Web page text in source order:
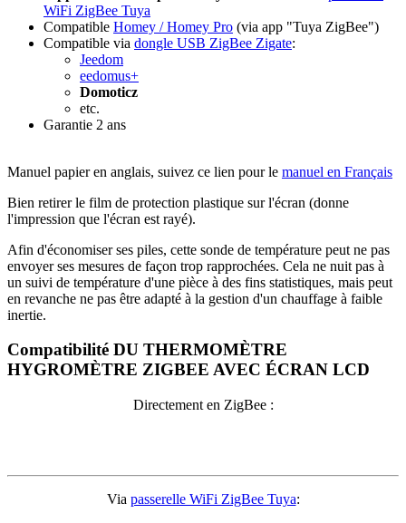
WiFi ZigBee Tuya
Compatible Homey / Homey Pro (via app "Tuya ZigBee")
Compatible via dongle USB ZigBee Zigate:
Jeedom
eedomus+
Domoticz
etc.
Garantie 2 ans
Manuel papier en anglais, suivez ce lien pour le manuel en Français
Bien retirer le film de protection plastique sur l'écran (donne
l'impression que l'écran est rayé).
Afin d'économiser ses piles, cette sonde de température peut ne pas
envoyer ses mesures de façon trop rapprochées. Cela ne nuit pas à
un suivi de température d'une pièce à des fins statistiques, mais peut
en revanche ne pas être adapté à la gestion d'un chauffage à faible
inertie.
Compatibilité DU THERMOMÈTRE
HYGROMÈTRE ZIGBEE AVEC ÉCRAN LCD
Directement en ZigBee :
Via passerelle WiFi ZigBee Tuya: